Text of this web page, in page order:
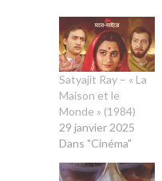
Satyajit Ray – « La
Maison et le
Monde » (1984)
29 janvier 2025
Dans "Cinéma"